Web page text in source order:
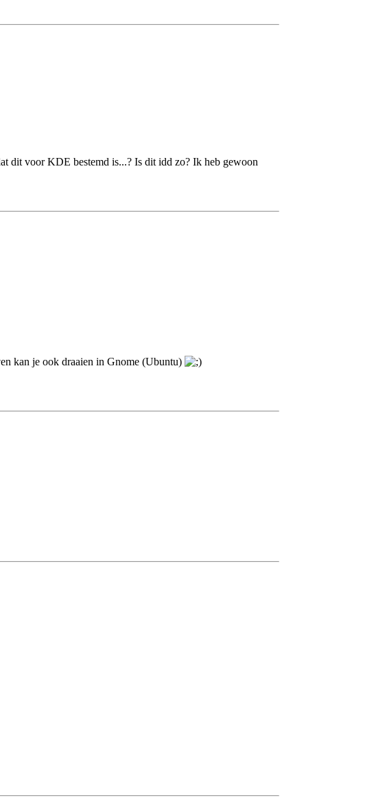
dit voor KDE bestemd is...? Is dit idd zo? Ik heb gewoon
kan je ook draaien in Gnome (Ubuntu)